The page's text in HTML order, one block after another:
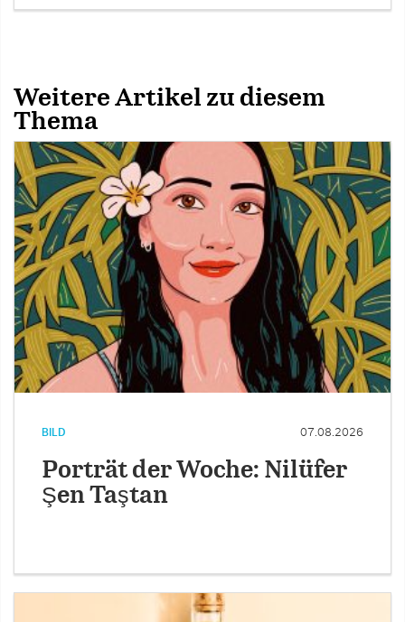
Weitere Artikel zu diesem
Thema
BILD 07.08.2026
Porträt der Woche: Nilüfer
Şen Taştan